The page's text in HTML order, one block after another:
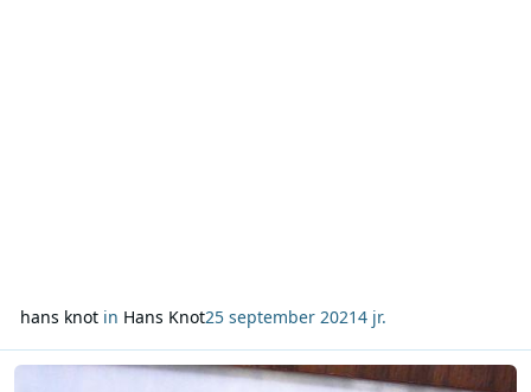
hans knotin Hans Knot25 september 20214 jr.
Lees meer over De nostalgische column van Hans Knot 11